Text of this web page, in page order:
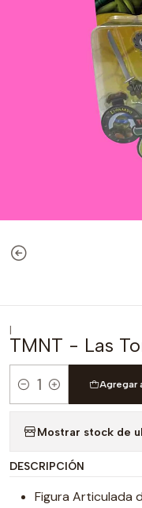
|
TMNT - Las
Cantidad
Agregar
Mostrar stock de
DESCRIPCIÓN
Figura Articulada